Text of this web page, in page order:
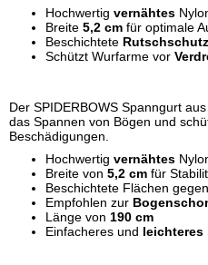
Hochwertig vernähtes
Breite 5,2 cm für optimale
Beschichtete
Schützt Wurfarme vor
Der SPIDERBOWS Spanngurt
das Spannen von Bögen und
Beschädigungen.
Hochwertig vernähtes
Breite von 5,2 cm für
Beschichtete Flächen gegen
Empfohlen zur
Länge von 190 cm
Einfacheres und
leichteres